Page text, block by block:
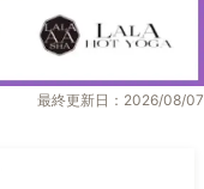
最終更新日：2026/08/07